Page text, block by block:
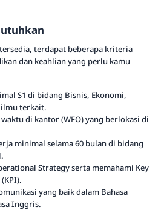
terdapat beberapa kriteria
dan keahlian yang perlu kamu
S1 di bidang Bisnis, Ekonomi,
ilmu terkait.
di kantor (WFO) yang berlokasi di
minimal selama 60 bulan di bidang
Strategy serta memahami Key
yang baik dalam Bahasa
Inggris.